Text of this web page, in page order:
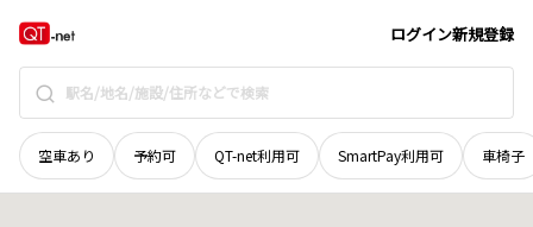
ログイン新規登録
空車あり 予約可 QT-net利用可 SmartPay利用可 車椅子
青森県